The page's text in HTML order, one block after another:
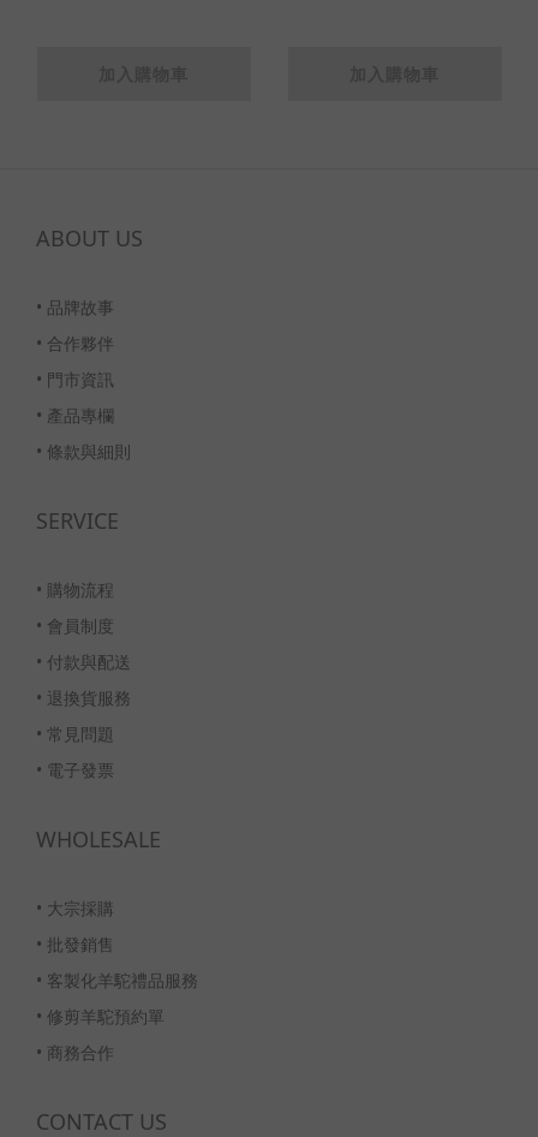
ABOUT US
• 品牌故事
• 合作夥伴
• 門市資訊
• 產品專欄
• 條款與細則
SERVICE
• 購物流程
• 會員制度
• 付款與配送
• 退換貨服務
• 常見問題
• 電子發票
WHOLESALE
• 大宗採購
• 批發銷售
• 客製化羊駝禮品服務
• 修剪羊駝預約單
• 商務合作
CONTACT US